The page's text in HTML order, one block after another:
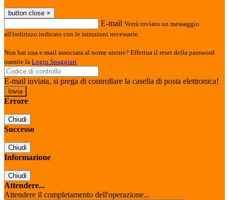
button close ×
E-mail Verrà inviato un messaggio
all'indirizzo indicato con le istruzioni necessarie.
Non hai una e-mail associata al nome utente? Effettua il reset della password
tramite la Login Spaggiari
E-mail inviata, si prega di controllare la casella di posta elettronica!
Errore
Chiudi
Successo
Chiudi
Informazione
Chiudi
Attendere...
Attendere il completamento dell'operazione...